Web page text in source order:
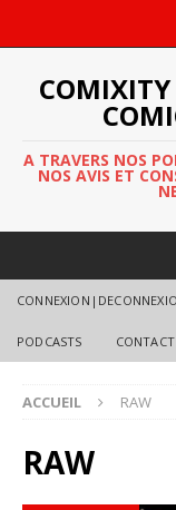
COMIXITY
A TRAVERS NOS
NOS AVIS ET
PODCASTS CONTACT
ACCUEIL RAW
RAW